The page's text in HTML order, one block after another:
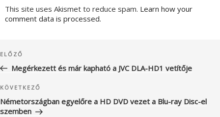
This site uses Akismet to reduce spam. Learn how your
comment data is processed.
navigáció
Korábbi
bejegyzés
ELŐZŐ
Megérkezett és már kapható a JVC DLA-HD1 vetítője
Következő
bejegyzés
KÖVETKEZŐ
Németországban egyelőre a HD DVD vezet a Blu-ray Disc-el
szemben